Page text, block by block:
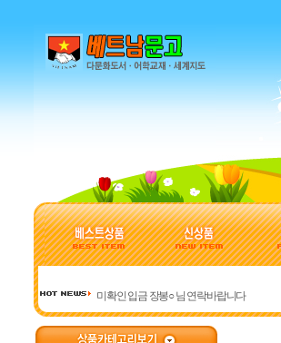
미확인 입금 장봉○ 님 연락바랍니다
베트남 관련 사이트 모음
주문 시 유의사항입니다